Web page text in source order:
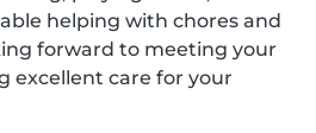
helping with chores and
forward to meeting your
excellent care for your